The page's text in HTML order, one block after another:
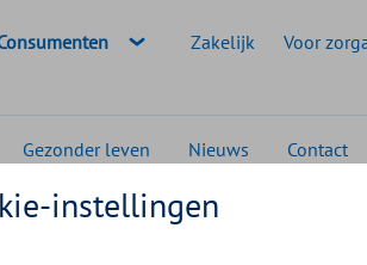
doelgroep:Zakelijk Voor
Gezonder leven Nieuws Contact
instellingen